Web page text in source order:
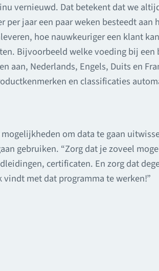
vernieuwd. Dat betekent dat we
per jaar een paar weken besteedt
hoe nauwkeuriger een klant
Bijvoorbeeld welke voeding bij
aan, Nederlands, Engels, Duits en
en classificaties
om data te gaan
gebruiken. “Zorg dat je zoveel
certificaten. En zorg dat
met dat programma te werken!”